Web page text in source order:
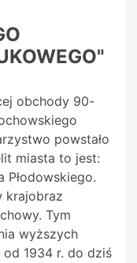
obchody 90-
powstało
miasta to jest:
Płodowskiego.
krajobraz
Tym
wyższych
1934 r. do dziś